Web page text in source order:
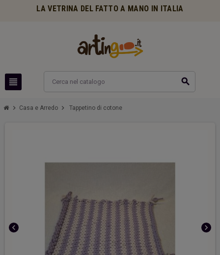
LA VETRINA DEL FATTO A MANO IN ITALIA
view_headline search
chevron_right Casa e Arredo chevron_right Tappetino di cotone
chevron_left chevron_right